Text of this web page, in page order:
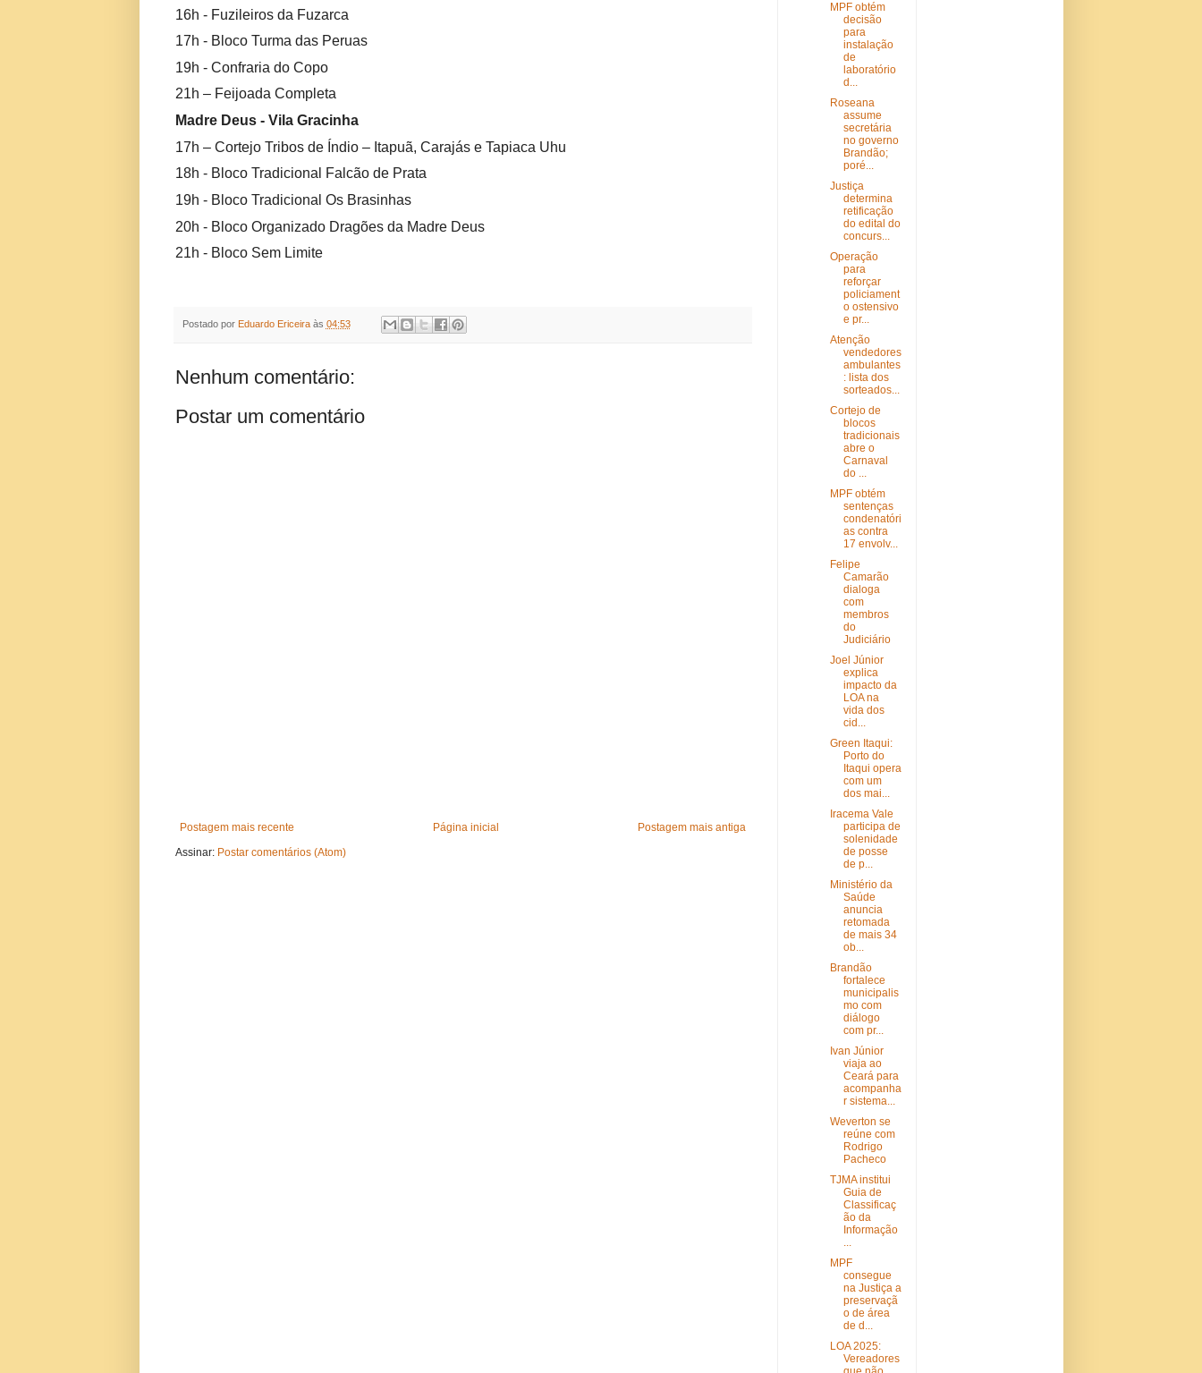
16h - Fuzileiros da Fuzarca
17h - Bloco Turma das Peruas
19h - Confraria do Copo
21h – Feijoada Completa
Madre Deus - Vila Gracinha
17h – Cortejo Tribos de Índio – Itapuã, Carajás e Tapiaca Uhu
18h - Bloco Tradicional Falcão de Prata
19h - Bloco Tradicional Os Brasinhas
20h - Bloco Organizado Dragões da Madre Deus
21h - Bloco Sem Limite
Postado por Eduardo Ericeira às 04:53
Nenhum comentário:
Postar um comentário
Postagem mais recente Postagem mais antiga
Página inicial
Assinar: Postar comentários (Atom)
MPF obtém
decisão
para
instalação
de
laboratório
d...
Roseana
assume
secretária
no governo
Brandão;
poré...
Justiça
determina
retificação
do edital do
concurs...
Operação
para
reforçar
policiament
o ostensivo
e pr...
Atenção
vendedores
ambulantes
: lista dos
sorteados...
Cortejo de
blocos
tradicionais
abre o
Carnaval
do ...
MPF obtém
sentenças
condenatóri
as contra
17 envolv...
Felipe
Camarão
dialoga
com
membros
do
Judiciário
Joel Júnior
explica
impacto da
LOA na
vida dos
cid...
Green Itaqui:
Porto do
Itaqui opera
com um
dos mai...
Iracema Vale
participa de
solenidade
de posse
de p...
Ministério da
Saúde
anuncia
retomada
de mais 34
ob...
Brandão
fortalece
municipalis
mo com
diálogo
com pr...
Ivan Júnior
viaja ao
Ceará para
acompanha
r sistema...
Weverton se
reúne com
Rodrigo
Pacheco
TJMA institui
Guia de
Classificaç
ão da
Informação
...
MPF
consegue
na Justiça a
preservaçã
o de área
de d...
LOA 2025:
Vereadores